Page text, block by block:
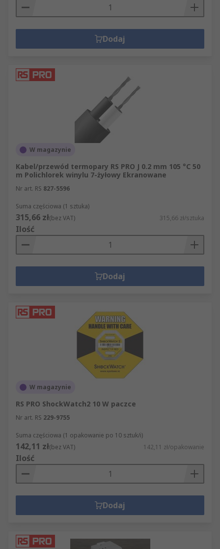
Dodaj
W magazynie
Kabel/przewód termopary RS PRO J 0.2 mm 105 °C 50
m Polichlorek winylu 7-żyłowy Ekranowane
Nr art. RS 827-5596
Suma częściowa (1 sztuka)
315,66 zł(bez VAT) 315,66 zł/sztuka
Ilość
Dodaj
W magazynie
RS PRO ShockWatch2 10 W paczce
Nr art. RS 229-9755
Suma częściowa (1 opakowanie po 10 sztuk/i)
142,11 zł(bez VAT) 142,11 zł/opakowanie
Ilość
Dodaj